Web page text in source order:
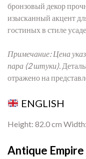
бронзовый декор
изысканный акцент
гостиных в стиле
Примечание: Цена
пара (2 штуки).
отражено на
ENGLISH
Height: 82.0 cm
Antique